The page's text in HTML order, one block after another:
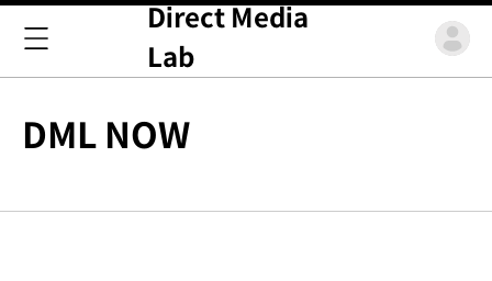
Direct Media
Lab
DML NOW